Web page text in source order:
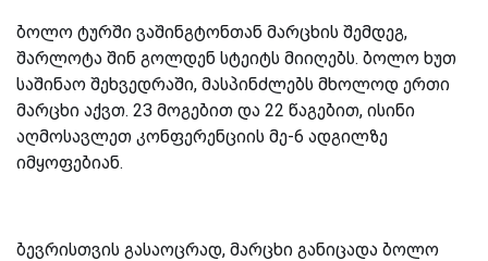
ბოლო ტურში ვაშინგტონთან მარცხის შემდეგ,
შარლოტა შინ გოლდენ სტეიტს მიიღებს. ბოლო ხუთ
საშინაო შეხვედრაში, მასპინძლებს მხოლოდ ერთი
მარცხი აქვთ. 23 მოგებით და 22 წაგებით, ისინი
აღმოსავლეთ კონფერენციის მე-6 ადგილზე
იმყოფებიან.
ბევრისთვის გასაოცრად, მარცხი განიცადა ბოლო